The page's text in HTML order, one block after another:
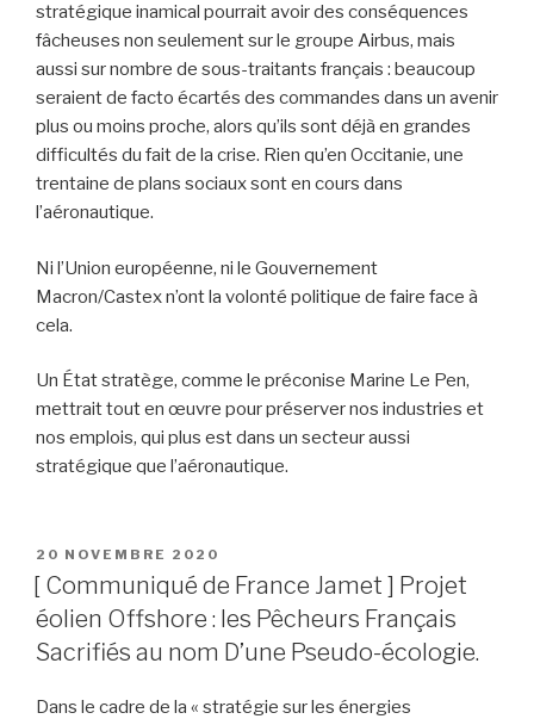
stratégique inamical pourrait avoir des conséquences
fâcheuses non seulement sur le groupe Airbus, mais
aussi sur nombre de sous-traitants français : beaucoup
seraient de facto écartés des commandes dans un avenir
plus ou moins proche, alors qu’ils sont déjà en grandes
difficultés du fait de la crise. Rien qu’en Occitanie, une
trentaine de plans sociaux sont en cours dans
l’aéronautique.
Ni l’Union européenne, ni le Gouvernement
Macron/Castex n’ont la volonté politique de faire face à
cela.
Un État stratège, comme le préconise Marine Le Pen,
mettrait tout en œuvre pour préserver nos industries et
nos emplois, qui plus est dans un secteur aussi
stratégique que l’aéronautique.
PUBLIÉ
LE
20 NOVEMBRE 2020
[ Communiqué de France Jamet ] Projet
éolien Offshore : les Pêcheurs Français
Sacrifiés au nom D’une Pseudo-écologie.
Dans le cadre de la « stratégie sur les énergies